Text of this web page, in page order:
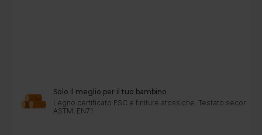
Solo il meglio per il tuo bambino
Legno certificato FSC e finiture atossiche. Testato secondo
ASTM, EN71.